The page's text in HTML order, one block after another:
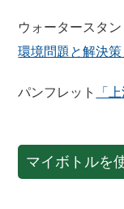
ウォータースタ
環境問題と解決策
パンフレット 「
マイボトルを